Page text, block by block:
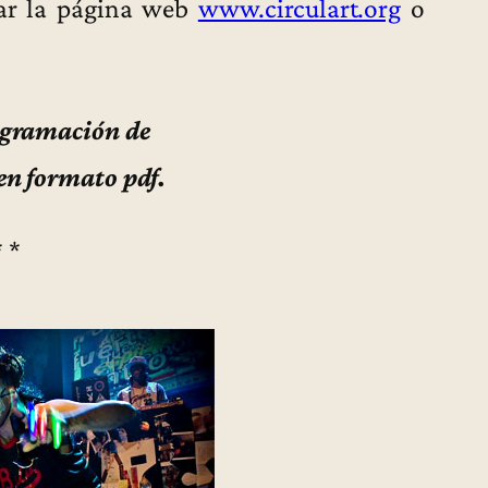
la página web www.circulart.org o
de
formato pdf.
*